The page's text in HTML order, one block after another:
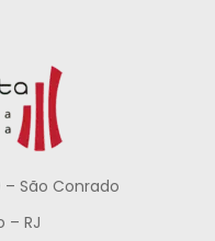
– São Conrado
– RJ